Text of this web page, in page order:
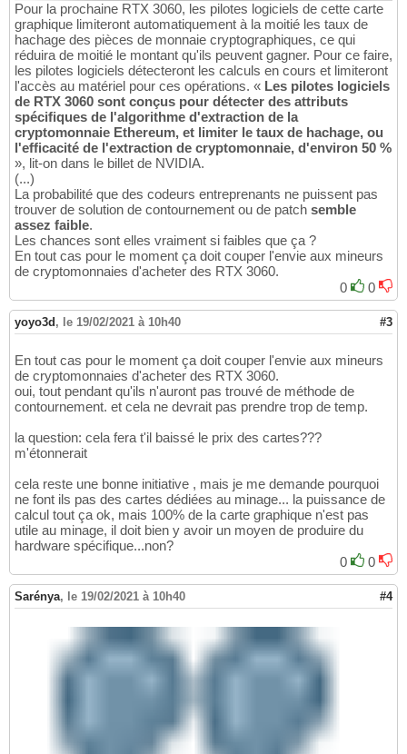
Pour la prochaine RTX 3060, les pilotes logiciels de cette carte
graphique limiteront automatiquement à la moitié les taux de
hachage des pièces de monnaie cryptographiques, ce qui
réduira de moitié le montant qu'ils peuvent gagner. Pour ce faire,
les pilotes logiciels détecteront les calculs en cours et limiteront
l'accès au matériel pour ces opérations. « Les pilotes logiciels
de RTX 3060 sont conçus pour détecter des attributs
spécifiques de l'algorithme d'extraction de la
cryptomonnaie Ethereum, et limiter le taux de hachage, ou
l'efficacité de l'extraction de cryptomonnaie, d'environ 50 %
», lit-on dans le billet de NVIDIA.
(...)
La probabilité que des codeurs entreprenants ne puissent pas
trouver de solution de contournement ou de patch semble
assez faible.
Les chances sont elles vraiment si faibles que ça ?
En tout cas pour le moment ça doit couper l'envie aux mineurs
de cryptomonnaies d'acheter des RTX 3060.
0
0
yoyo3d , le 19/02/2021 à 10h40 #3
En tout cas pour le moment ça doit couper l'envie aux mineurs
de cryptomonnaies d'acheter des RTX 3060.
oui, tout pendant qu'ils n'auront pas trouvé de méthode de
contournement. et cela ne devrait pas prendre trop de temp.
la question: cela fera t'il baissé le prix des cartes???
m'étonnerait
cela reste une bonne initiative , mais je me demande pourquoi
ne font ils pas des cartes dédiées au minage... la puissance de
calcul tout ça ok, mais 100% de la carte graphique n'est pas
utile au minage, il doit bien y avoir un moyen de produire du
hardware spécifique...non?
0
0
Sarénya, le 19/02/2021 à 10h40 #4